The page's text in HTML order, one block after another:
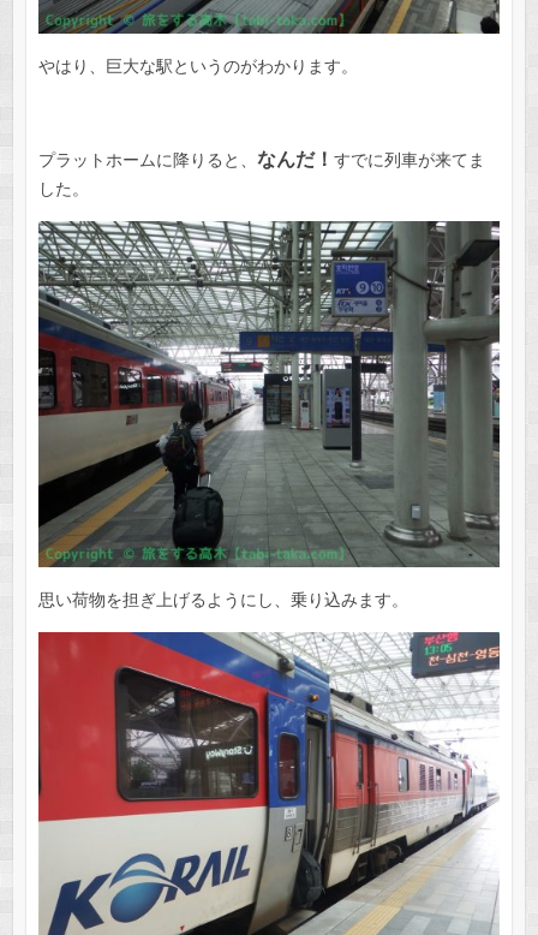
やはり、巨大な駅というのがわかります。
プラットホームに降りると、 なんだ！ すでに列車が来てま
した。
思い荷物を担ぎ上げるようにし、乗り込みます。